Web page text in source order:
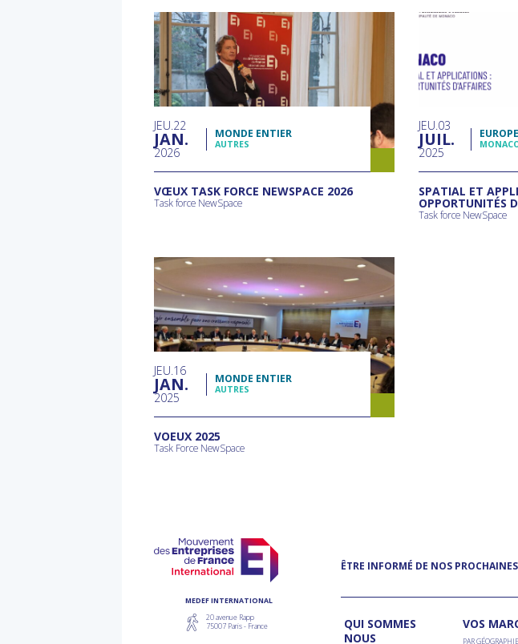
JEU 22
JAN
2026
MONDE ENTIER
AUTRES
VŒUX TASK FORCE NEWSPACE 2026
Task force NewSpace
JEU 03
JUIL
2025
EUROPE
SPATIAL ET
OPPORTUNITÉS
Task force NewSpace
JEU 16
JAN
2025
MONDE ENTIER
AUTRES
VOEUX 2025
Task Force NewSpace
MEDEF INTERNATIONAL
20 avenue Rapp
75007 Paris - France
ÊTRE INFORMÉ DE NOS
QUI SOMMES
NOUS
VOS
PAR GÉOGRAPHIE